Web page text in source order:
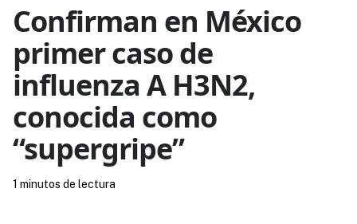
Confirman en México
primer caso de
influenza A H3N2,
conocida como
“supergripe”
1 minutos de lectura